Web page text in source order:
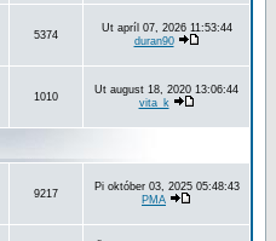
5374
Ut apríl 07, 2026 11:53:44
duran90
1010
Ut august 18, 2020 13:06:44
vita_k
9217
Pi október 03, 2025 05:48:43
PMA